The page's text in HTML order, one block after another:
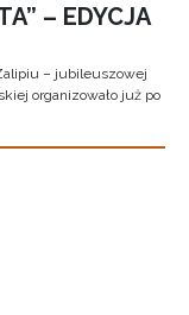
– EDYCJA
– jubileuszowej
organizowało już po